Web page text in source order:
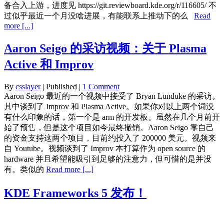
备合入上游，进度见 https://git.reviewboard.kde.org/r/116605/ 不
过似乎最近一个月没啥进展，有能联系上推动下的么 Read
more [...]
Aaron Seigo 的采访视频：关于 Plasma
Active 和 Improv
By csslayer| Published | 1 Comment
Aaron Seigo 最近的一个视频中接受了 Bryan Lunduke 的采访。
其中谈到了 Improv 和 Plasma Active。如果你对以上两个词没
有什么印象的话，第一个是 arm 的开发板。虽然在几个月前开
始了预售，但是这个项目如今最终撤销。Aaron Seigo 靠自己
的资金支持这两个项目，目前约投入了 200000 美元。视频来
自 Youtube。视频谈到了 Improv 本打算作为 open source 的
hardware 并且希望能吸引到足够的注意力，但可惜的是并没
有。类似的 Read more [...]
KDE Frameworks 5 发布！